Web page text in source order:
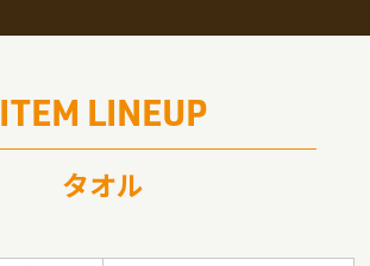
ITEM LINEUP
タオル